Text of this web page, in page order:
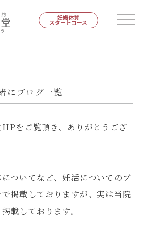
妊娠体質
スタートコース
ブログ一覧
をご覧頂き、ありがとうござ
ついてなど、妊活についてのブ
掲載しておりますが、実は当院
載しております。